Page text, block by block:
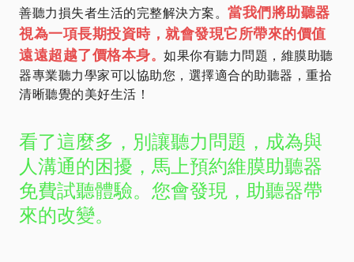
善聽力損失者生活的完整解決方案。 當我們將助聽器
視為一項長期投資時，就會發現它所帶來的價值
遠遠超越了價格本身。 如果你有聽力問題，維膜助聽
器專業聽力學家可以協助您，選擇適合的助聽器，重拾
清晰聽覺的美好生活！
看了這麼多，別讓聽力問題，成為與
人溝通的困擾，馬上預約維膜助聽器
免費試聽體驗。您會發現，助聽器帶
來的改變。